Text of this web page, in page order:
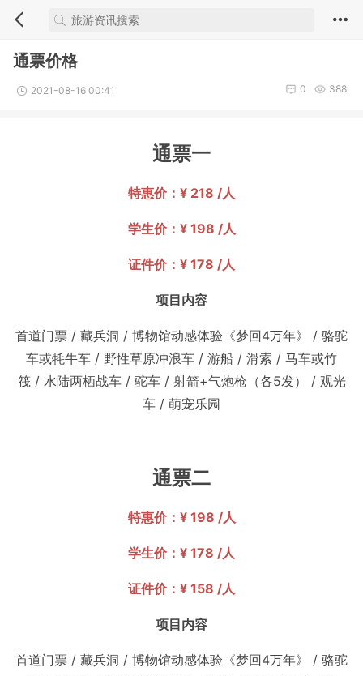
通票价格
2021-08-16 00:41 388
0
通票一
特惠价：¥ 218 /人
学生价：¥ 198 /人
证件价：¥ 178 /人
项目内容
首道门票 / 藏兵洞 / 博物馆动感体验《梦回4万年》 / 骆驼
车或牦牛车 / 野性草原冲浪车 / 游船 / 滑索 / 马车或竹
筏/ 水陆两栖战车/ 驼车/ 射箭+气炮枪（各5发） / 观光
车 / 萌宠乐园
通票二
特惠价：¥ 198 /人
学生价：¥ 178 /人
证件价：¥ 158 /人
项目内容
首道门票 / 藏兵洞 / 博物馆动感体验《梦回4万年》 / 骆驼